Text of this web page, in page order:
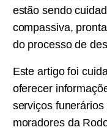
estão sendo
compassiva,
do processo de
Este artigo foi
oferecer
serviços
moradores da